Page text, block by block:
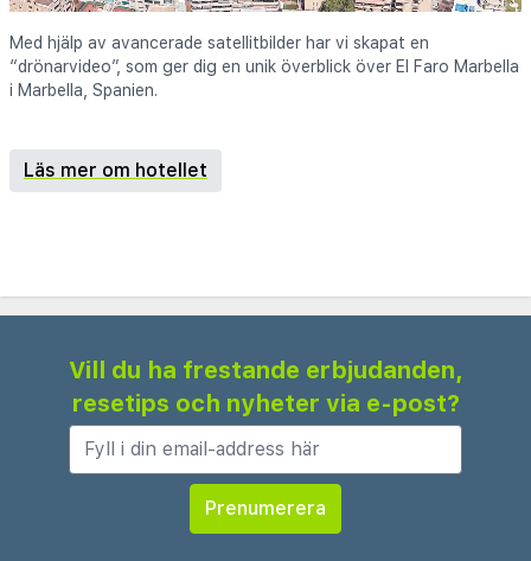
Med hjälp av avancerade satellitbilder har vi skapat en
“drönarvideo”, som ger dig en unik överblick över El Faro Marbella
i Marbella, Spanien.
Läs mer om hotellet
Vill du ha frestande erbjudanden,
resetips och nyheter via e-post?